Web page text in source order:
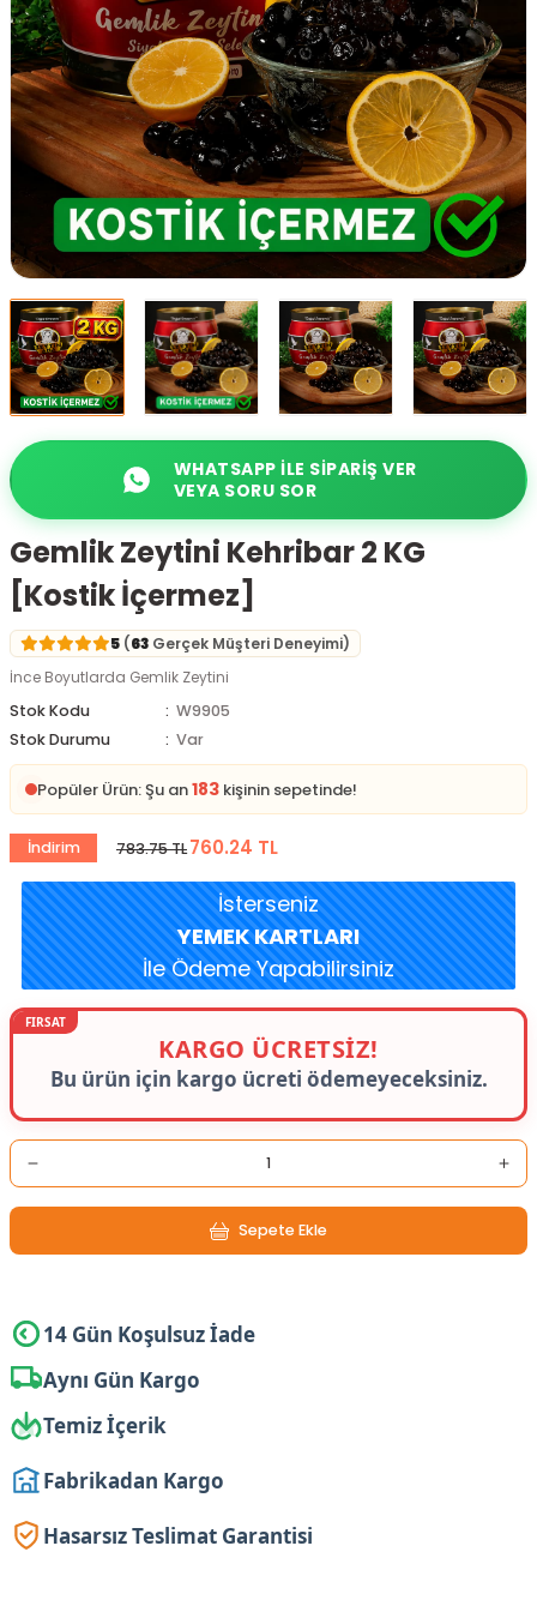
WHATSAPP ILE SIPARIŞ VER
VEYA SORU SOR
Gemlik Zeytini Kehribar 2 KG
[Kostik İçermez]
5 (63 Gerçek Müşteri Deneyimi)
İnce Boyutlarda Gemlik Zeytini
Stok Kodu
W9905
Stok Durumu
Var
Popüler Ürün: Şu an183 kişinin sepetinde!
İndirim 783.75 TL760.24 TL
İsterseniz
YEMEK KARTLARI
İle Ödeme Yapabilirsiniz
KARGO ÜCRETSİZ!
Bu ürün için kargo ücreti ödemeyeceksiniz.
Sepete Ekle
14 Gün Koşulsuz İade
Aynı Gün Kargo
Temiz İçerik
Fabrikadan Kargo
Hasarsız Teslimat Garantisi